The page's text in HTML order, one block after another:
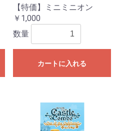
【特価】ミニミニオン
￥1,000
数量
カートに入れる